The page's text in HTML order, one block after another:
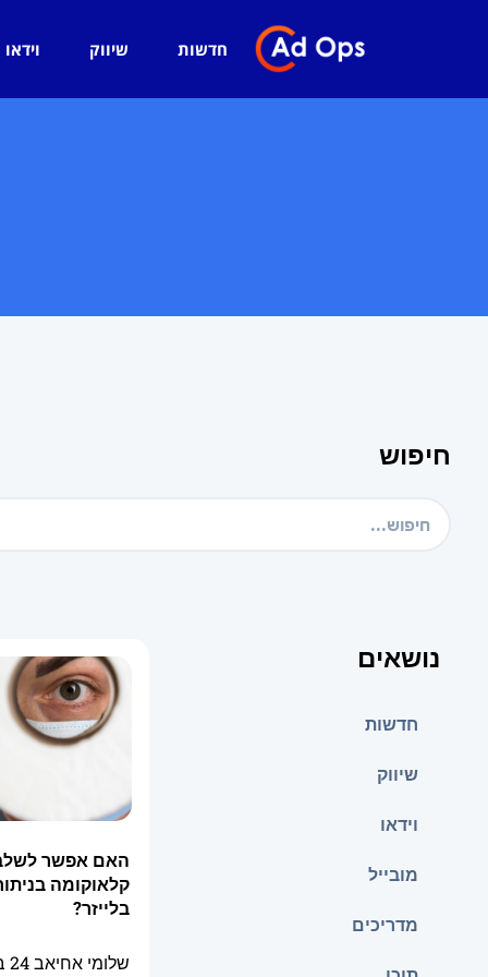
חדשות שיווק וידאו
חיפוש
נושאים
חדשות
שיווק
וידאו
מובייל
מדריכים
האם אפשר
קלאוקומה
בלייזר?
שלומי אחיאב24 בדצמבר 2025